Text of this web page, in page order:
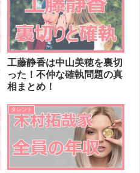
工藤静香は中山美穂を裏切
った！不仲な確執問題の真
相まとめ！
タレント